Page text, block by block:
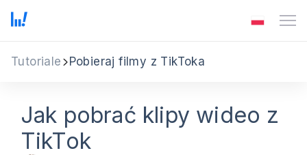
Tutoriale Pobieraj filmy z TikToka
Jak pobrać klipy wideo z
TikTok